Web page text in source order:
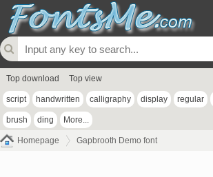
Top download Top view
script handwritten calligraphy display regular
brush ding More...
Homepage Gapbrooth Demo font